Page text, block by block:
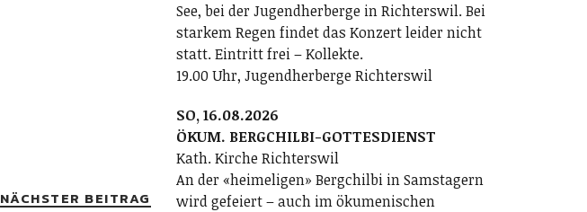
NÄCHSTER BEITRAG
See, bei der Jugendherberge in Richterswil. Bei
starkem Regen findet das Konzert leider nicht
statt. Eintritt frei – Kollekte.
19.00 Uhr, Jugendherberge Richterswil
SO, 16.08.2026
ÖKUM. BERGCHILBI-GOTTESDIENST
Kath. Kirche Richterswil
An der «heimeligen» Bergchilbi in Samstagern
wird gefeiert – auch im ökumenischen